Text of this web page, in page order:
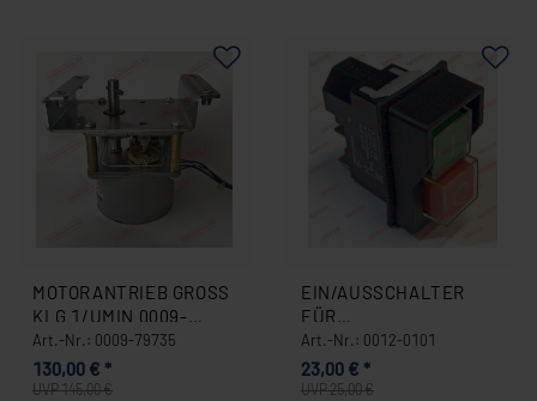
MOTORANTRIEB GROSS K
LG 1/UMIN 0009-7
9735
Art.-Nr.: 0009-79735
UVP 145,00 €
130,00 € *
EIN/AUSSCHALTER
FÜR
AUSROLLMASCHINE (4
PINS) 0012-0101
Art.-Nr.: 0012-0101
UVP 25,00 €
23,00 € *